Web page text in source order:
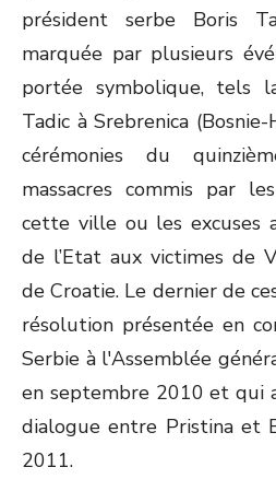
président serbe Boris
marquée par plusieurs
portée symbolique, tels
Tadic à Srebrenica
cérémonies du
massacres commis par
cette ville ou les excuses
de l’Etat aux victimes de
de Croatie. Le dernier de
résolution présentée en
Serbie à l'Assemblée
en septembre 2010 et qui
dialogue entre Pristina et
2011.